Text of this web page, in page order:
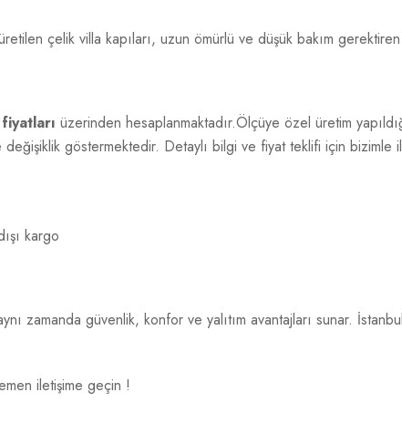
çelik villa kapıları, uzun ömürlü ve düşük bakım
üzerinden hesaplanmaktadır.Ölçüye özel üretim
göstermektedir. Detaylı bilgi ve fiyat teklifi için bizimle
kargo
zamanda güvenlik, konfor ve yalıtım avantajları sunar.
iletişime geçin !